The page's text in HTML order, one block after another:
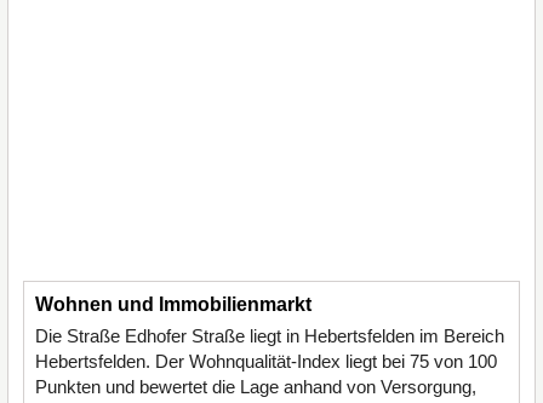
Wohnen und Immobilienmarkt
Die Straße Edhofer Straße liegt in Hebertsfelden im Bereich
Hebertsfelden. Der Wohnqualität-Index liegt bei 75 von 100
Punkten und bewertet die Lage anhand von Versorgung,